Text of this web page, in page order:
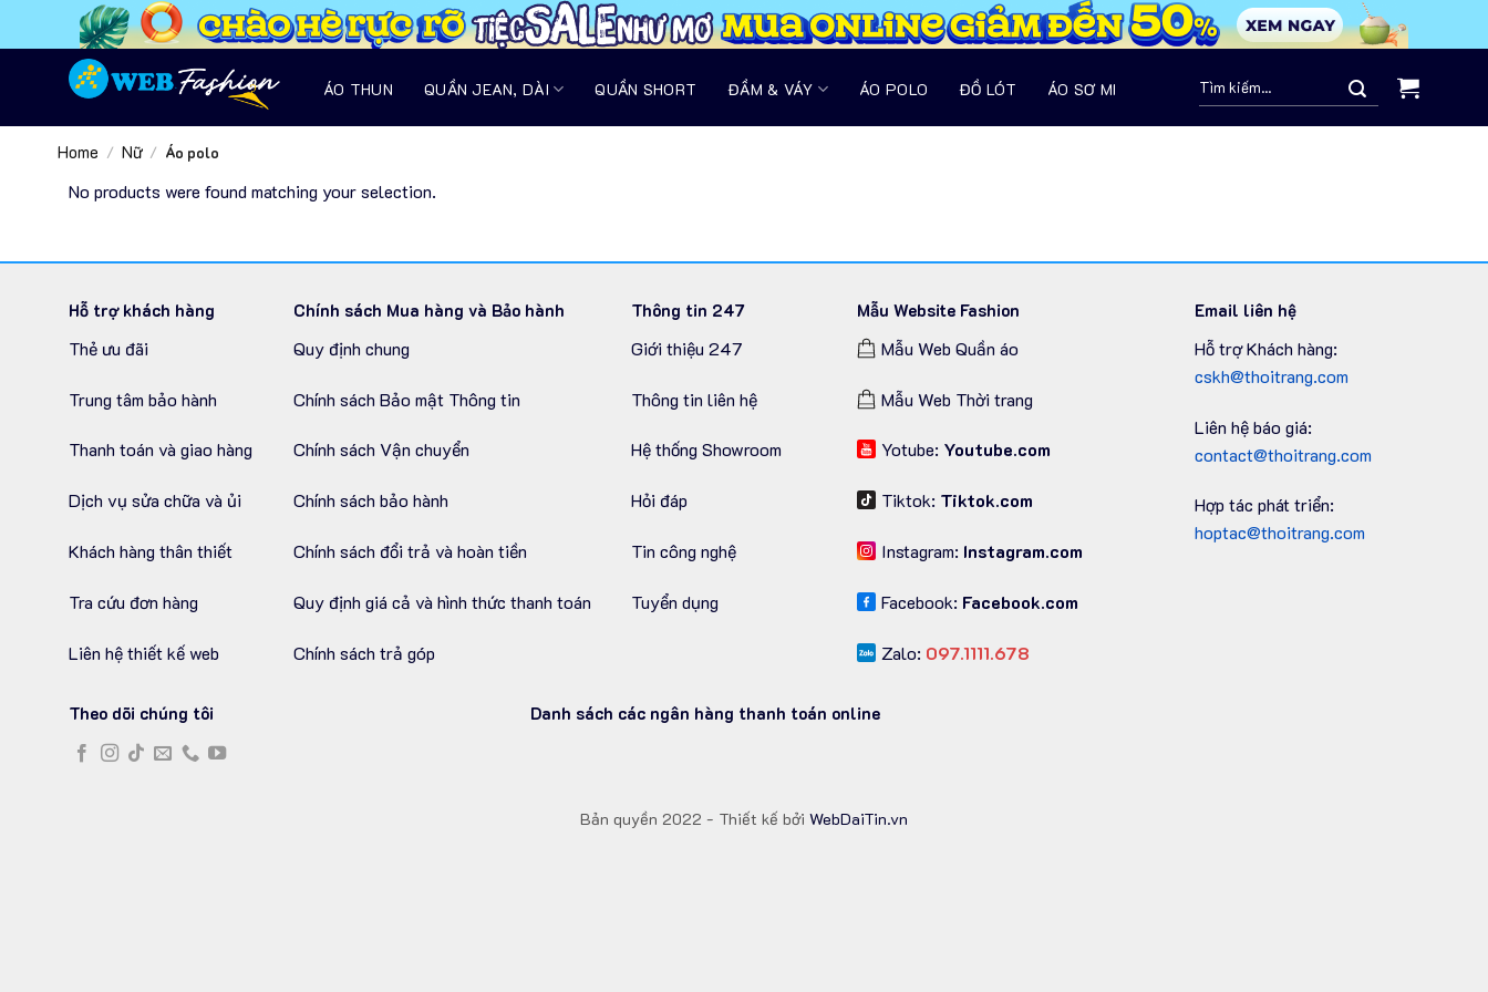
ÁO THUN QUẦN JEAN, DÀI QUẦN SHORT ĐẦM & VÁY ÁO POLO ĐỒ LÓT ÁO SƠ MI
Search
Home / Nữ / Áo polo
No products were found matching your selection.
Hỗ trợ khách hàng
Thẻ ưu đãi
Trung tâm bảo hành
Thanh toán và giao hàng
Dịch vụ sửa chữa và ủi
Khách hàng thân thiết
Tra cứu đơn hàng
Liên hệ thiết kế web
Chính sách Mua hàng và Bảo hành
Quy định chung
Chính sách Bảo mật Thông tin
Chính sách Vận chuyển
Chính sách bảo hành
Chính sách đổi trả và hoàn tiền
Quy định giá cả và hình thức thanh toán
Chính sách trả góp
Thông tin 247
Giới thiệu 247
Thông tin liên hệ
Hệ thống Showroom
Hỏi đáp
Tin công nghệ
Tuyển dụng
Mẫu Website Fashion
Mẫu Web Quần áo
Mẫu Web Thời trang
Yotube: Youtube.com
Tiktok: Tiktok.com
Instagram: Instagram.com
Facebook: Facebook.com
Zalo: 097.1111.678
Email liên hệ
Hỗ trợ Khách hàng:
cskh@thoitrang.com
Liên hệ báo giá:
contact@thoitrang.com
Hợp tác phát triển:
hoptac@thoitrang.com
Theo dõi chúng tôi Danh sách các ngân hàng thanh toán online
Bản quyền 2022 - Thiết kế bởi WebDaiTin.vn